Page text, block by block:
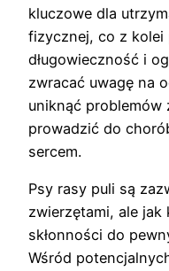
kluczowe dla
fizycznej, co z kolei
długowieczność i
zwracać uwagę na
uniknąć problemów
prowadzić do
sercem.
Psy rasy puli są
zwierzętami, ale jak
skłonności do
Wśród